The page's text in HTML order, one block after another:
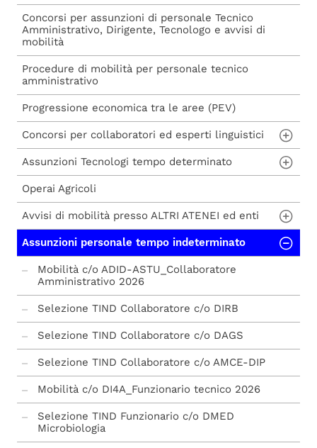
Concorsi per assunzioni di personale Tecnico
Amministrativo, Dirigente, Tecnologo e avvisi di
mobilità
Procedure di mobilità per personale tecnico
amministrativo
Progressione economica tra le aree (PEV)
Concorsi per collaboratori ed esperti linguistici
Concorsi per collaboratori ed esperti
linguistici e avvisi di mobilità
Assunzioni Tecnologi tempo determinato
Assunzioni Tecnologo tempo determinato
(art. 24 bis - Legge 240/2010)
Operai Agricoli
Avvisi di mobilità presso ALTRI ATENEI ed enti
Università degli Studi di Milano - Bicocca
Università degli Studi di Milano - Bicocca
Università di Padova
Università degli Studi di Milano
Sapienza Università di Roma
Università di Trento
Università degli Studi della Campania "Luigi
Vanvitelli"
Assunzioni personale tempo indeterminato
Mobilità c/o ADID-ASTU_Collaboratore
Amministrativo 2026
Selezione TIND Collaboratore c/o DIRB
Selezione TIND Collaboratore c/o DAGS
Selezione TIND Collaboratore c/o AMCE-DIP
Mobilità c/o DI4A_Funzionario tecnico 2026
Selezione TIND Funzionario c/o DMED
Microbiologia